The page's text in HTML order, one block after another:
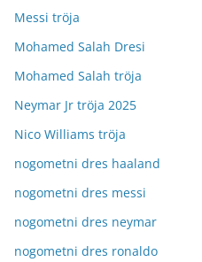
Messi tröja
Mohamed Salah Dresi
Mohamed Salah tröja
Neymar Jr tröja 2025
Nico Williams tröja
nogometni dres haaland
nogometni dres messi
nogometni dres neymar
nogometni dres ronaldo